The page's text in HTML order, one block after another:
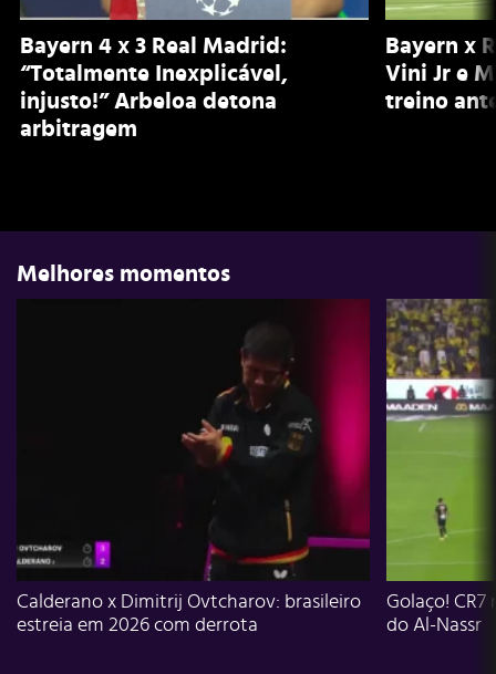
Bayern 4 x 3 Real Madrid:
“Totalmente Inexplicável,
injusto!” Arbeloa detona
arbitragem
Bayern x
Vini Jr e
treino
Melhores momentos
Calderano x Dimitrij Ovtcharov: brasileiro
estreia em 2026 com derrota
Golaço!
do Al-Nassr